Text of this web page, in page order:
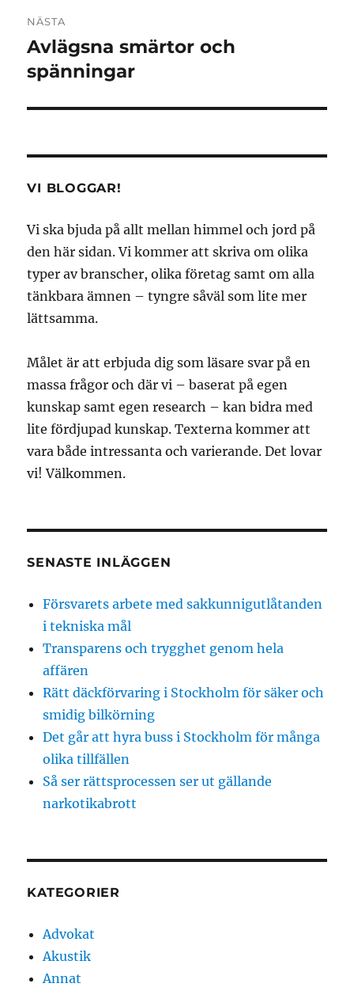
NÄSTA
Nästa
inlägg:
Avlägsna smärtor och
spänningar
VI BLOGGAR!
Vi ska bjuda på allt mellan himmel och jord på
den här sidan. Vi kommer att skriva om olika
typer av branscher, olika företag samt om alla
tänkbara ämnen – tyngre såväl som lite mer
lättsamma.
Målet är att erbjuda dig som läsare svar på en
massa frågor och där vi – baserat på egen
kunskap samt egen research – kan bidra med
lite fördjupad kunskap. Texterna kommer att
vara både intressanta och varierande. Det lovar
vi! Välkommen.
SENASTE INLÄGGEN
Försvarets arbete med sakkunnigutlåtanden
i tekniska mål
Transparens och trygghet genom hela
affären
Rätt däckförvaring i Stockholm för säker och
smidig bilkörning
Det går att hyra buss i Stockholm för många
olika tillfällen
Så ser rättsprocessen ser ut gällande
narkotikabrott
KATEGORIER
Advokat
Akustik
Annat